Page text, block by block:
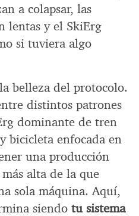
a colapsar, las
lentas y el SkiErg
si tuviera algo
belleza del protocolo.
distintos patrones
dominante de tren
bicicleta enfocada en
una producción
alta de la que
sola máquina. Aquí,
siendo tu sistema